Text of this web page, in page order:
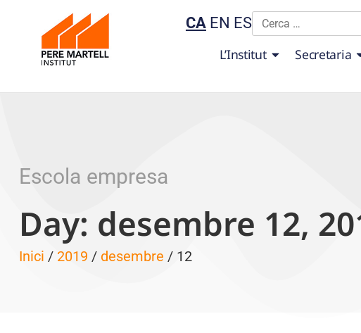
CA EN ES
L’Institut Secretaria
Escola empresa
Day: desembre 12,
Inici / 2019 / desembre / 12